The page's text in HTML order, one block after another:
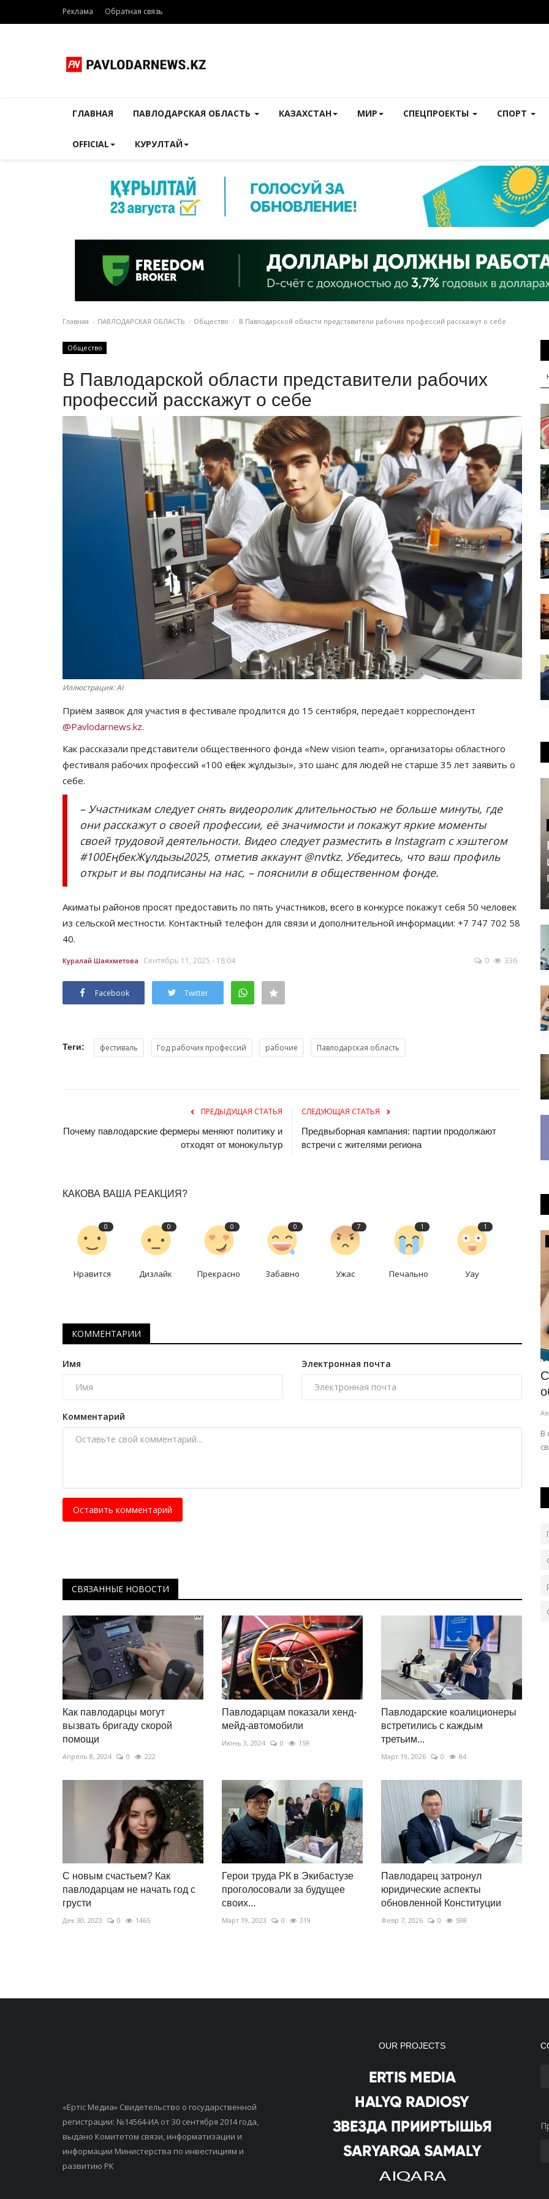
Реклама Обратная связь
ГЛАВНАЯ ПАВЛОДАРСКАЯ ОБЛАСТЬ КАЗАХСТАН МИР СПЕЦПРОЕКТЫ СПОРТ
OFFICIAL КУРУЛТАЙ
Главная ПАВЛОДАРСКАЯ ОБЛАСТЬ Общество В Павлодарской области представители рабочих профессий расскажут о себе
Общество
В Павлодарской области представители рабочих
профессий расскажут о себе
Иллюстрация: AI
Приём заявок для участия в фестивале продлится до 15 сентября, передаёт корреспондент
@Pavlodarnews.kz.
Как рассказали представители общественного фонда «New vision team», организаторы областного
фестиваля рабочих профессий «100 еңбек жұлдызы», это шанс для людей не старше 35 лет заявить о
себе.
– Участникам следует снять видеоролик длительностью не больше минуты, где
они расскажут о своей профессии, её значимости и покажут яркие моменты
своей трудовой деятельности. Видео следует разместить в Instagram с хэштегом
#100ЕңбекЖұлдызы2025, отметив аккаунт @nvtkz. Убедитесь, что ваш профиль
открыт и вы подписаны на нас, – пояснили в общественном фонде.
Акиматы районов просят предоставить по пять участников, всего в конкурсе покажут себя 50 человек
из сельской местности. Контактный телефон для связи и дополнительной информации: +7 747 702 58
40.
Куралай Шаяхметова Сентябрь 11, 2025 - 18:04 0 336
Facebook Twitter
Теги: фестиваль Год рабочих профессий рабочие Павлодарская область
ПРЕДЫДУЩАЯ СТАТЬЯ
Почему павлодарские фермеры меняют политику и
отходят от монокультур
СЛЕДУЮЩАЯ СТАТЬЯ
Предвыборная кампания: партии продолжают
встречи с жителями региона
КАКОВА ВАША РЕАКЦИЯ?
0
Нравится
0
Дизлайк
0
Прекрасно
0
Забавно
7
Ужас
1
Печально
1
Уау
КОММЕНТАРИИ
Имя Электронная почта
Комментарий
Оставить комментарий
СВЯЗАННЫЕ НОВОСТИ
Как павлодарцы могут
вызвать бригаду скорой
помощи
Апрель 8, 2024 0 222
Павлодарцам показали хенд-
мейд-автомобили
Июнь 3, 2024 0 159
Павлодарские коалиционеры
встретились с каждым
третьим...
Март 19, 2026 0 84
С новым счастьем? Как
павлодарцам не начать год с
грусти
Дек 30, 2023 0 1465
Герои труда РК в Экибастузе
проголосовали за будущее
своих...
Март 19, 2023 0 319
Павлодарец затронул
юридические аспекты
обновленной Конституции
Февр 7, 2026 0 598
Национальный спорт
Крупнейшее спортивное событие
Май 16, 2026
В соревновании приняли участие скакуны из
Казахстана и ближнего зарубежья.
Развитие
Павлодарский двор благоустроят по
просьбе горожан
В
«Ертiс Медиа» Свидетельство о государственной
регистрации: №14564-ИА от 30 сентября 2014 года,
выдано Комитетом связи, информатизации и
информации Министерства по инвестициям и
развитию РК
OUR PROJECTS